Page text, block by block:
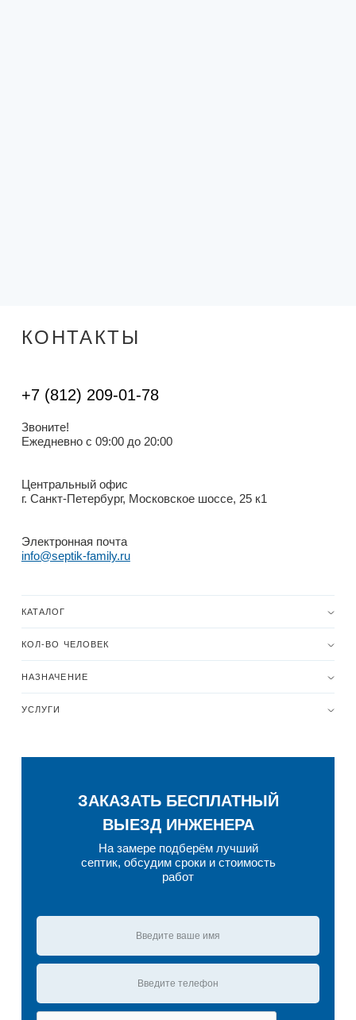
КОНТАКТЫ
+7 (812) 209-01-78
Звоните!
Ежедневно с 09:00 до 20:00
Центральный офис
г. Санкт-Петербург, Московское шоссе, 25 к1
Электронная почта
info@septik-family.ru
КАТАЛОГ
КОЛ-ВО ЧЕЛОВЕК
НАЗНАЧЕНИЕ
УСЛУГИ
ЗАКАЗАТЬ БЕСПЛАТНЫЙ
ВЫЕЗД ИНЖЕНЕРА
На замере подберём лучший
септик, обсудим сроки и стоимость
работ